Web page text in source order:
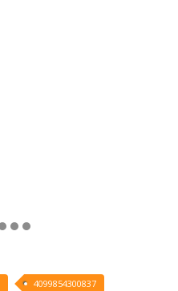
4099854300837